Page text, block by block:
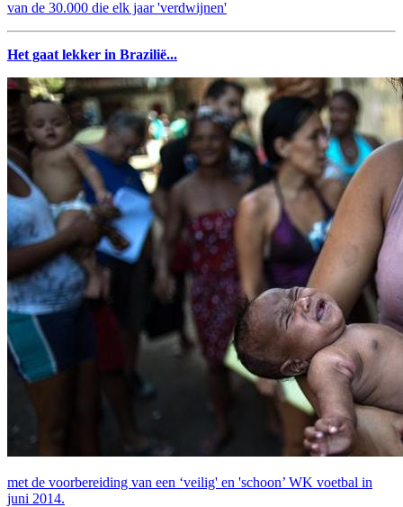
van de 30.000 die elk jaar 'verdwijnen'
Het gaat lekker in Brazilië...
met de voorbereiding van een ‘veilig' en 'schoon’ WK voetbal in
juni 2014.